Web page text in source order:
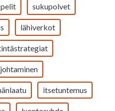
pelit sukupolvet
lähiverkot
itsetuntemus